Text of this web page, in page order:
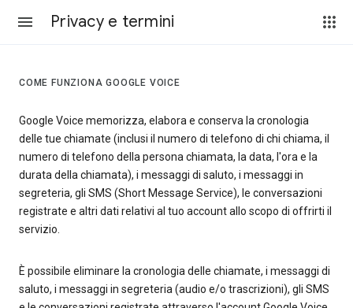
Privacy e termini
COME FUNZIONA GOOGLE VOICE
Google Voice memorizza, elabora e conserva la cronologia
delle tue chiamate (inclusi il numero di telefono di chi chiama, il
numero di telefono della persona chiamata, la data, l'ora e la
durata della chiamata), i messaggi di saluto, i messaggi in
segreteria, gli SMS (Short Message Service), le conversazioni
registrate e altri dati relativi al tuo account allo scopo di offrirti il
servizio.
È possibile eliminare la cronologia delle chiamate, i messaggi di
saluto, i messaggi in segreteria (audio e/o trascrizioni), gli SMS